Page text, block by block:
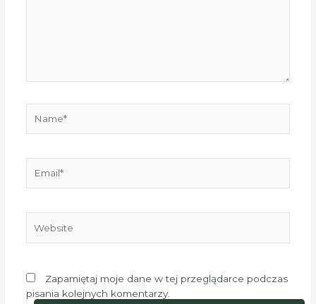
Zapamiętaj moje dane w tej przeglądarce podczas
pisania kolejnych komentarzy.